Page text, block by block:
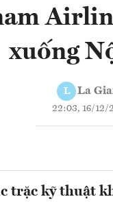
xuống
L La
22:03, 16/12/
trặc kỹ thuật